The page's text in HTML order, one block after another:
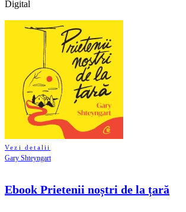
Digital
Vezi detalii
Gary Shteyngart
Ebook Prietenii noștri de la țară